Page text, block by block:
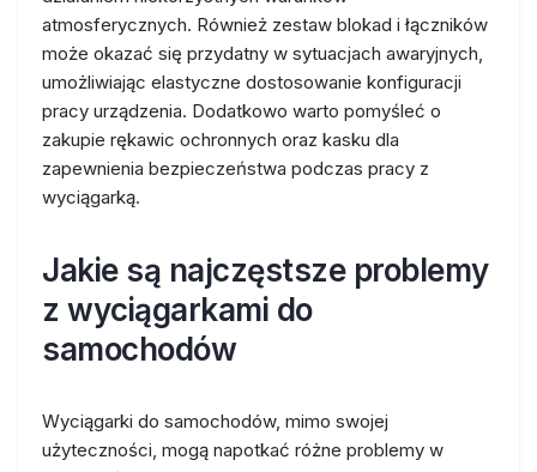
atmosferycznych. Również zestaw blokad i łączników
może okazać się przydatny w sytuacjach awaryjnych,
umożliwiając elastyczne dostosowanie konfiguracji
pracy urządzenia. Dodatkowo warto pomyśleć o
zakupie rękawic ochronnych oraz kasku dla
zapewnienia bezpieczeństwa podczas pracy z
wyciągarką.
Jakie są najczęstsze problemy
z wyciągarkami do
samochodów
Wyciągarki do samochodów, mimo swojej
użyteczności, mogą napotkać różne problemy w